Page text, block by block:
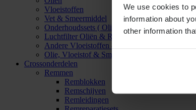
We use cookies to
information about
other information
Vloeistoffen
Vet & Smeermiddel
Onderhoudssets ( Olie & Filter)
Luchtfilter Oliën & Reinigers
Andere Vloeistoffen & Smeermiddelen
Olie, Vloeistof & Smeermiddel Accessoires
Crossonderdelen
Remmen
Remblokken
Remschijven
Remleidingen